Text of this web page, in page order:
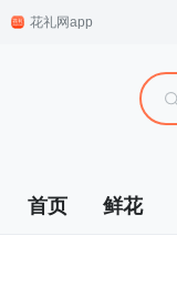
花礼网app
首页 鲜花